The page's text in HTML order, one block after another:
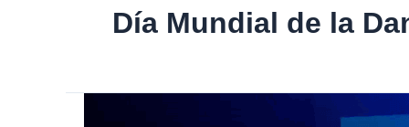
Día Mundial de la